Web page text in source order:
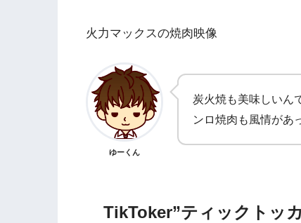
火力マックスの焼肉映像
ゆーくん
炭火焼も美味しいん
ンロ焼肉も風情があ
TikToker”ティックトッ